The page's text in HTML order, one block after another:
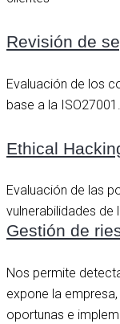
Revisión de
Evaluación de los
base a la ISO27001.
Ethical
Evaluación de las
vulnerabilidades de
Gestión de
Nos permite
expone la
oportunas e